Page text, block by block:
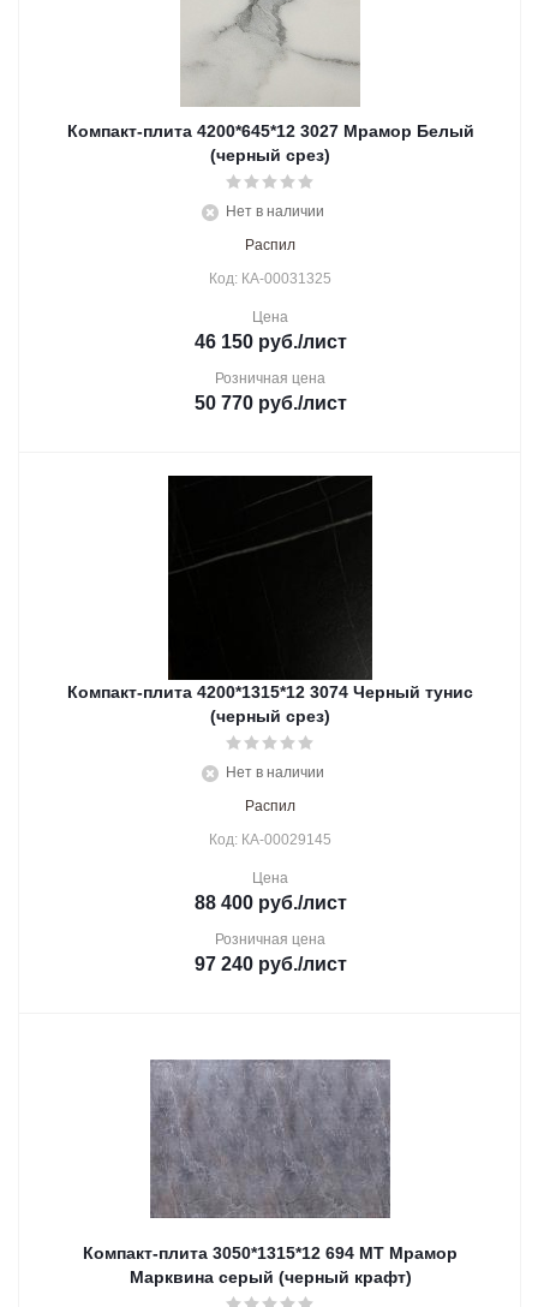
Компакт-плита 4200*645*12 3027 Мрамор Белый
(черный срез)
Нет в наличии
Распил
Код: КА-00031325
Цена
46 150руб./лист
Розничная цена
50 770руб./лист
Компакт-плита 4200*1315*12 3074 Черный тунис
(черный срез)
Нет в наличии
Распил
Код: КА-00029145
Цена
88 400руб./лист
Розничная цена
97 240руб./лист
Компакт-плита 3050*1315*12 694 МТ Мрамор
Марквина серый (черный крафт)